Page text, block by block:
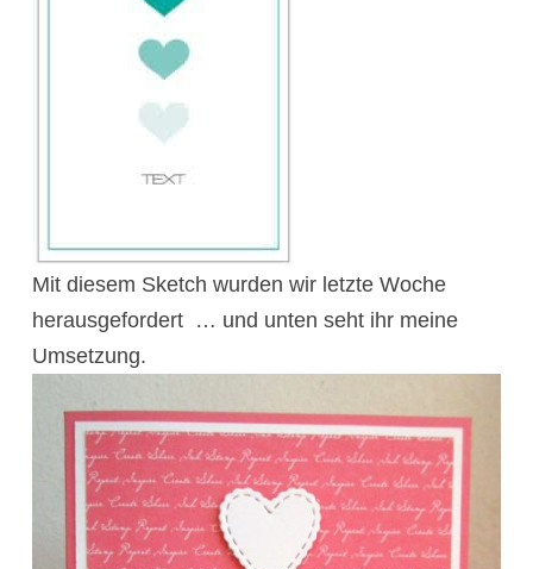
Mit diesem Sketch wurden wir letzte Woche
herausgefordert … und unten seht ihr meine
Umsetzung.